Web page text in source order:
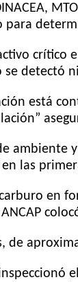
para
crítico
se detectó
está
ambiente
las
en
de